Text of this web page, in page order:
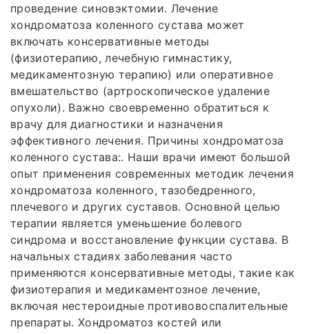
проведение синовэктомии. Лечение
хондроматоза коленного сустава может
включать консервативные методы
(физиотерапию, лечебную гимнастику,
медикаментозную терапию) или оперативное
вмешательство (артроскопическое удаление
опухоли). Важно своевременно обратиться к
врачу для диагностики и назначения
эффективного лечения. Причины хондроматоза
коленного сустава:. Наши врачи имеют большой
опыт применения современных методик лечения
хондроматоза коленного, тазобедренного,
плечевого и других суставов. Основной целью
терапии является уменьшение болевого
синдрома и восстановление функции сустава. В
начальных стадиях заболевания часто
применяются консервативные методы, такие как
физиотерапия и медикаментозное лечение,
включая нестероидные противовоспалительные
препараты. Хондроматоз костей или